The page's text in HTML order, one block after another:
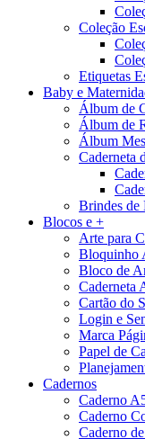
Coleção
Etiquetas
Baby e
Álbum de
Álbum de
Álbum
Caderneta
Brindes de
Blocos e +
Arte para
Bloquinho
Bloco de
Caderneta
Cartão do
Login e
Marca
Papel de
Cadernos
Caderno
Caderno
Caderno